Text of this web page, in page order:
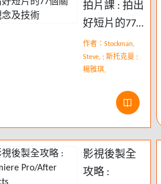
拍片課 : 拍出
好短片的77
個關鍵觀念
及技術
作者：Stockman,
Steve, ; 斯托克曼 ;
楊雅琪,
影視後製全
攻略 :